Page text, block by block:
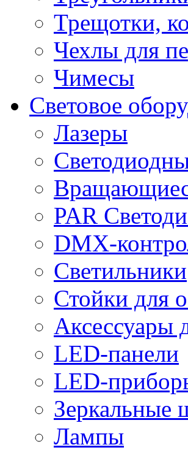
Трещотки,
Чехлы для
Чимесы
Световое
Лазеры
PAR
DMX-
Светильники
Стойки для
Аксессуары
LED-панели
LED-
Зеркальные
Лампы